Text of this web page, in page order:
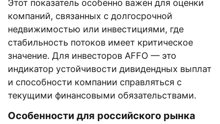
Этот показатель особенно важен для оценки
компаний, связанных с долгосрочной
недвижимостью или инвестициями, где
стабильность потоков имеет критическое
значение. Для инвесторов AFFO — это
индикатор устойчивости дивидендных выплат
и способности компании справляться с
текущими финансовыми обязательствами.
Особенности для российского рынка